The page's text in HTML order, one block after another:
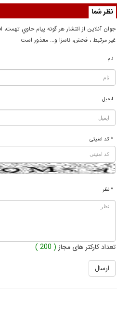
نظر شما
جوان آنلاين از انتشار هر گونه پيام حاوي تهمت،
غير مرتبط ، فحش، ناسزا و... معذور است
نام
ایمیل
* کد امنیتی
* نظر
تعداد کارکتر های مجاز ( 200 )